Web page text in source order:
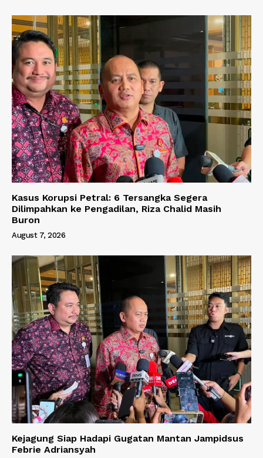
Kasus Korupsi Petral: 6 Tersangka Segera
Dilimpahkan ke Pengadilan, Riza Chalid Masih
Buron
August 7, 2026
Kejagung Siap Hadapi Gugatan Mantan Jampidsus
Febrie Adriansyah